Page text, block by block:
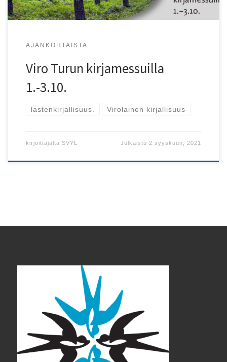
AJANKOHTAISTA
Viro Turun kirjamessuilla
1.-3.10.
lastenkirjallisuus. Virolainen kirjallisuus
kirjoittajalta SVYL Julkaistu 2 syyskuun, 2021